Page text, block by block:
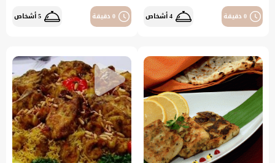
0 دقيقة 4 أشخاص 0 دقيقة 5 أشخاص